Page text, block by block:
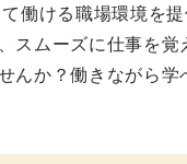
働ける職場環境を提
スムーズに仕事を覚
んか？働きながら学